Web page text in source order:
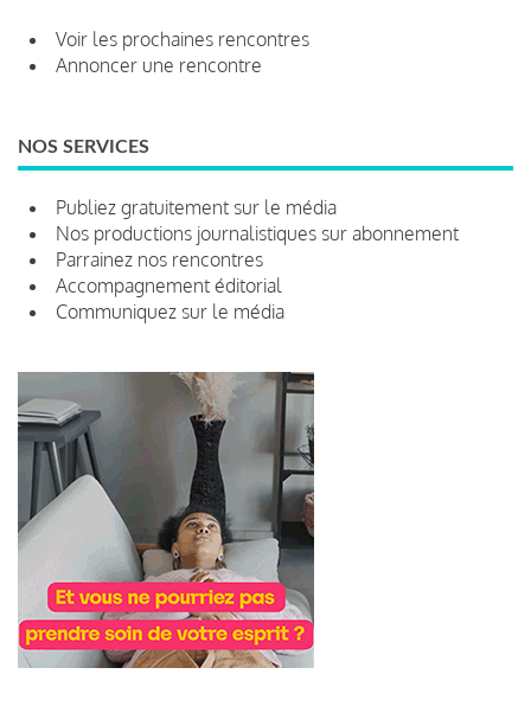
Voir les prochaines rencontres
Annoncer une rencontre
NOS SERVICES
Publiez gratuitement sur le média
Nos productions journalistiques sur abonnement
Parrainez nos rencontres
Accompagnement éditorial
Communiquez sur le média